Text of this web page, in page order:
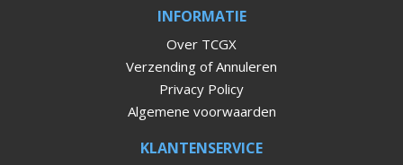
INFORMATIE
Over TCGX
Verzending of Annuleren
Privacy Policy
Algemene voorwaarden
KLANTENSERVICE